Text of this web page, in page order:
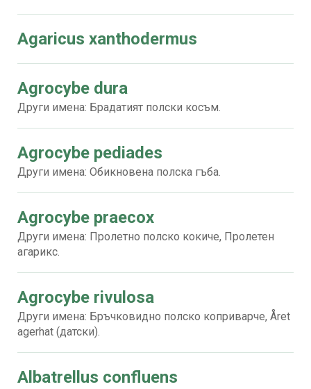
Agaricus xanthodermus
Agrocybe dura
Други имена: Брадатият полски косъм.
Agrocybe pediades
Други имена: Обикновена полска гъба.
Agrocybe praecox
Други имена: Пролетно полско кокиче, Пролетен
агарикс.
Agrocybe rivulosa
Други имена: Бръчковидно полско коприварче, Året
agerhat (датски).
Albatrellus confluens